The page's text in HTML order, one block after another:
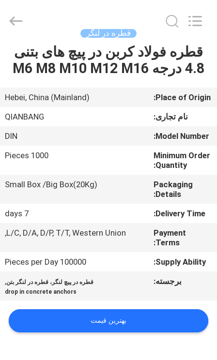
صفحه
اصلی
محصولات
درباره
کارخانه
کیفیت
تماس
بگیرید
EXPORT
TRADING
Reserved.
قطره در لنگر
قطره فولاد کربن در پیچ های بتنی
4.8 درجه M6 M8 M10 M12 M16
Place of Origin:
Hebei, China (Mainland)
نام تجاری:
QIANBANG
Model Number:
DIN
Minimum Order
Quantity:
1000 Pieces
Packaging
Details:
Small Box /Big Box(20Kg)
Delivery Time:
7 days
Payment
Terms:
L/C, D/A, D/P, T/T, Western Union,
Supply Ability:
100000 Pieces per Day
برجسته:
قطره در پیچ لنگر، قطره در لنگر بتن,
drop in concrete anchors
بهترین قیمت